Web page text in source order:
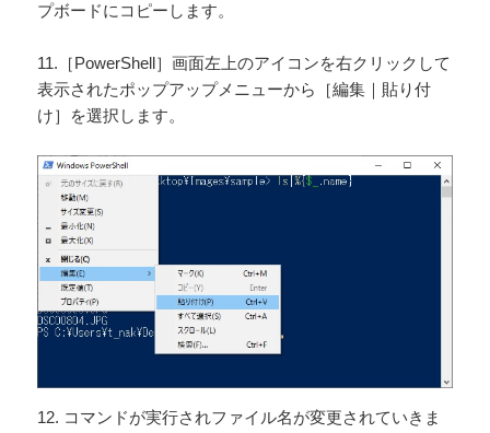
プボードにコピーします。
11.［PowerShell］画面左上のアイコンを右クリックして
表示されたポップアップメニューから［編集｜貼り付
け］を選択します。
12. コマンドが実行されファイル名が変更されていきま